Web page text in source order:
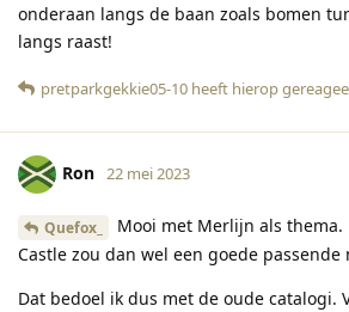
onderaan langs de baan zoals bomen
langs raast!
pretparkgekkie05-10 heeft hierop
Ron 22 mei 2023
Quefox_
Mooi met Merlijn als
Castle zou dan wel een goede passende
Dat bedoel ik dus met de oude catalogi.